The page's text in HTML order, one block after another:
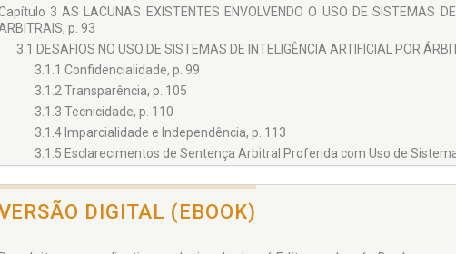
3 AS LACUNAS EXISTENTES ENVOLVENDO O USO DE SISTEMAS
p. 93
3.1 DESAFIOS NO USO DE SISTEMAS DE INTELIGÊNCIA ARTIFICIAL POR
3.1.1 Confidencialidade, p. 99
3.1.2 Transparência, p. 105
3.1.3 Tecnicidade, p. 110
3.1.4 Imparcialidade e Independência, p. 113
3.1.5 Esclarecimentos de Sentença Arbitral Proferida com Uso de
3.2.2 O Risco de ´Overreliance´ em Sistemas de Inteligência Artificial pelas
DIGITAL (EBOOK)